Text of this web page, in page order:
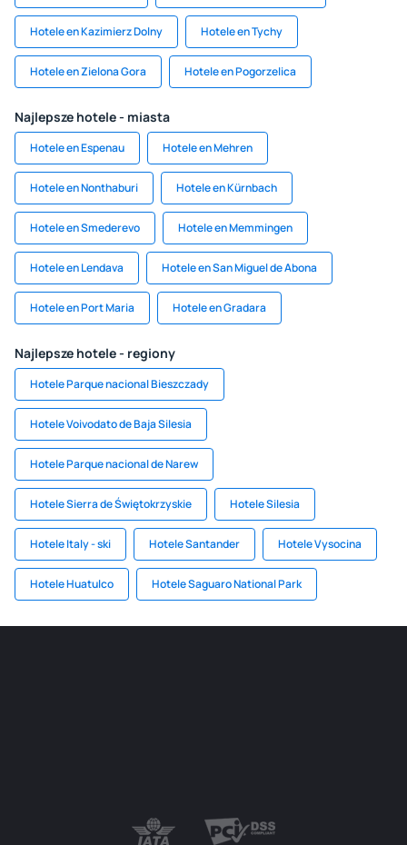
Hotele en Kazimierz Dolny Hotele en Tychy
Hotele en Zielona Gora Hotele en Pogorzelica
Najlepsze hotele - miasta
Hotele en Espenau Hotele en Mehren
Hotele en Nonthaburi Hotele en Kürnbach
Hotele en Smederevo Hotele en Memmingen
Hotele en Lendava Hotele en San Miguel de Abona
Hotele en Port Maria Hotele en Gradara
Najlepsze hotele - regiony
Hotele Parque nacional Bieszczady
Hotele Voivodato de Baja Silesia
Hotele Parque nacional de Narew
Hotele Sierra de Świętokrzyskie Hotele Silesia
Hotele Italy - ski Hotele Santander Hotele Vysocina
Hotele Huatulco Hotele Saguaro National Park